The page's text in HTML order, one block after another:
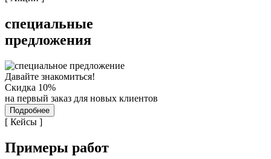
специальные
предложения
Давайте знакомиться!
Скидка 10%
на первый заказ для новых клиентов
Подробнее
[ Кейсы ]
Примеры работ